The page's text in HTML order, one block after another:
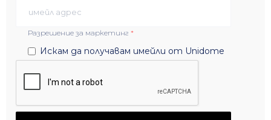
Разрешение за маркетинг *
Искам да получавам имейли от Unidome